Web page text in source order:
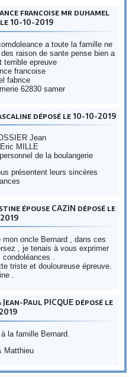
francoise mr duhamel
10-10-2019
a toute la famille ne
raison de sante pense bien a
terrible epreuve
francoise
fabrice
62830 samer
déposé le 10-10-2019
Jean
MILLE
de la boulangerie
présentent leurs sincères
épouse CAZIN déposé le
mon oncle Bernard , dans ces
, je tenais à vous exprimer
.
triste et douloureuse épreuve.
.
Paul PICQUE déposé le
la famille Bernard.
Matthieu